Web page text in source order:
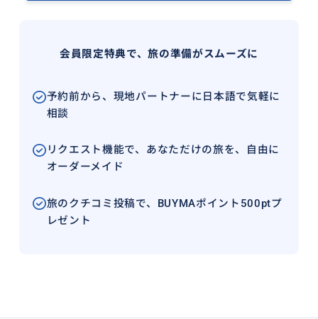
会員限定特典で、旅の準備がスムーズに
予約前から、現地パートナーに日本語で気軽に
相談
リクエスト機能で、あなただけの旅を、自由に
オーダーメイド
旅のクチコミ投稿で、BUYMAポイント500ptプ
レゼント